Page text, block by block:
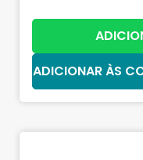
ADICIONAR ÀS